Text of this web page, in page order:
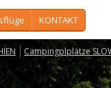
KONTAKT
Campingplplätze